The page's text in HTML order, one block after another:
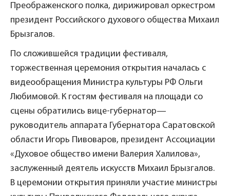
Преображенского полка, дирижировал оркестром
президент Российского духового общества Михаил
Брызгалов.
По сложившейся традиции фестиваля,
торжественная церемония открытия началась с
видеообращения Министра культуры РФ Ольги
Любимовой. К гостям фестиваля на площади со
сцены обратились вице-губернатор—
руководитель аппарата Губернатора Саратовской
области Игорь Пивоваров, президент Ассоциации
«Духовое общество имени Валерия Халилова»,
заслуженный деятель искусств Михаил Брызгалов.
В церемонии открытия приняли участие министры